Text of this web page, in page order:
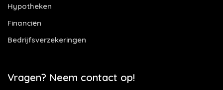
Hypotheken
Financiën
Bedrijfsverzekeringen
Vragen? Neem contact op!